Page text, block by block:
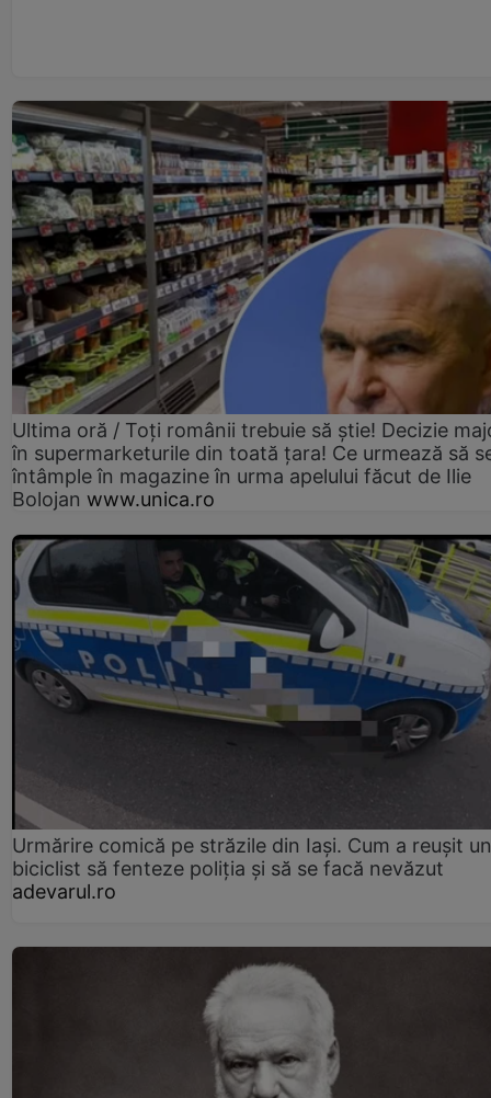
Ultima oră / Toți românii trebuie să știe! Decizie
în supermarketurile din toată țara! Ce urmează să
întâmple în magazine în urma apelului făcut de Ilie
Bolojan www.unica.ro
Urmărire comică pe străzile din Iași. Cum a reușit un
biciclist să fenteze poliția și să se facă nevăzut
adevarul.ro